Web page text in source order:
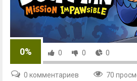
0% 0 0 0
0 комментариев
70